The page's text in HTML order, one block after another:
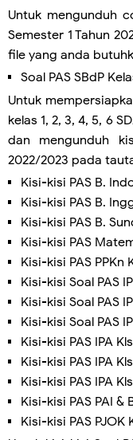
Untuk mengunduh
Semester 1 Tahun
file yang anda
Soal PAS SBdP
Untuk
kelas 1, 2, 3, 4, 5, 6
dan mengunduh
2022/2023 pada
Kisi-kisi PAS B.
Kisi-kisi PAS B.
Kisi-kisi PAS B.
Kisi-kisi PAS
Kisi-kisi PAS PPKn
Kisi-kisi Soal PAS
Kisi-kisi Soal PAS
Kisi-kisi Soal PAS
Kisi-kisi PAS IPA
Kisi-kisi PAS IPA
Kisi-kisi PAS IPA
Kisi-kisi PAS PAI &
Kisi-kisi PAS PJOK